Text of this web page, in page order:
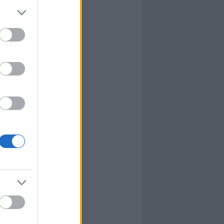
kis falunk
Mix
közt
TV
Takács Gábor
sorozat